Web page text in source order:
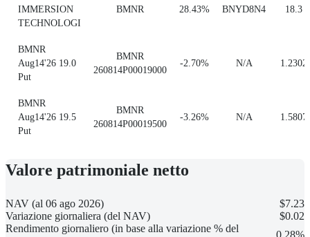
IMMERSION
TECHNOLOGI
BMNR 28.43% BNYD8N4 18.3
BMNR
Aug14'26 19.0
Put
BMNR
260814P00019000
-2.70% N/A 1.2302
BMNR
Aug14'26 19.5
Put
BMNR
260814P00019500
-3.26% N/A 1.5807
Valore patrimoniale netto
NAV (al 06 ago 2026)
$7.23
Variazione giornaliera (del NAV)
$0.02
Rendimento giornaliero (in base alla variazione % del
0.28%